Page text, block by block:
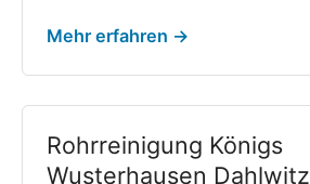
Mehr erfahren →
Rohrreinigung Königs
Wusterhausen Dahlwitz